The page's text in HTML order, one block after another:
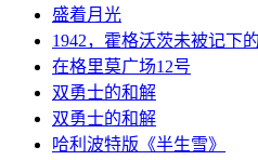
盛着月光
1942，霍格沃茨未被记下
在格里莫广场12号
双勇士的和解
双勇士的和解
哈利波特版《半生雪》